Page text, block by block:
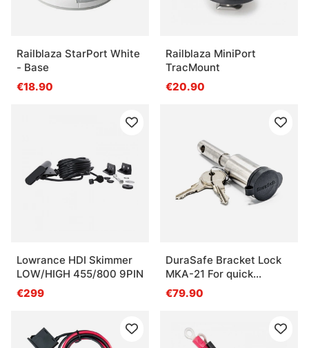
Railblaza StarPort White
- Base
€18.90
Railblaza MiniPort
TracMount
€20.90
Lowrance HDI Skimmer
LOW/HIGH 455/800 9PIN
€299
DuraSafe Bracket Lock
MKA-21 For quick
release bracket
Minnkota MKA-28
€79.90